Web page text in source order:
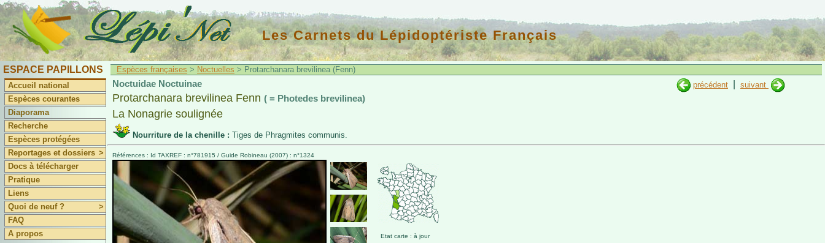
Les Carnets du Lépidoptériste Français
ESPACE PAPILLONS
Accueil national
Espèces courantes
Diaporama
Recherche
Espèces protégées
Reportages et dossiers >
Docs à télécharger
Pratique
Liens
Quoi de neuf ?
>
FAQ
A propos
Espèces françaises > Noctuelles > Protarchanara brevilinea (Fenn)
précédent
suivant
Noctuidae Noctuinae
Protarchanara brevilinea Fenn ( = Photedes brevilinea)
La Nonagrie soulignée
Nourriture de la chenille : Tiges de Phragmites communis.
Références : Id TAXREF : n°781915 / Guide Robineau (2007) : n°1324
Etat carte : à jour